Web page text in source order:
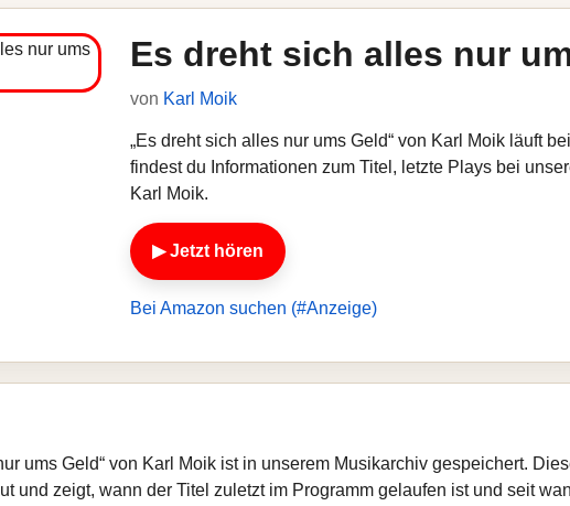
Es dreht sich alles nur
von Karl Moik
„Es dreht sich alles nur ums Geld“ von Karl Moik läuft
findest du Informationen zum Titel, letzte Plays bei
Karl Moik.
▶ Jetzt hören
Bei Amazon suchen (#Anzeige)
ums Geld“ von Karl Moik ist in unserem Musikarchiv gespeichert.
und zeigt, wann der Titel zuletzt im Programm gelaufen ist und seit